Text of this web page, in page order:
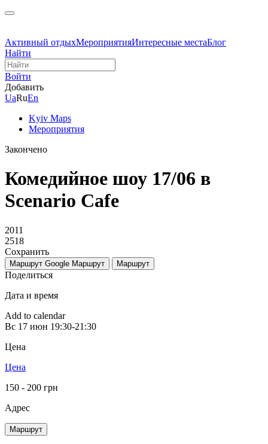
Активный отдыхМероприятияИнтересные местаБлог
Найти
Войти
Добавить
UaRuEn
Kyiv Maps
Мероприятия
Закончено
Комедийное шоу 17/06 в
Scenario Cafe
2011
2518
Сохранить
Маршрут Google Маршрут Маршрут
Поделиться
Дата и время
Add to calendar
Вс 17 июн 19:30-21:30
Цена
Цена
150 - 200 грн
Адрес
Маршрут